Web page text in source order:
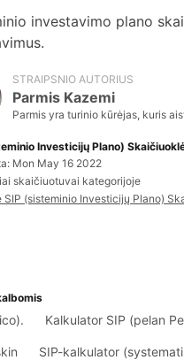
investavimo plano
STRAIPSNIO AUTORIUS
Parmis Kazemi
Parmis yra turinio kūrėjas, kuris
Investicijų Plano)
Mon May 16 2022
skaičiuotuvai kategorijoje
SIP (sisteminio Investicijų Plano)
Kalkulator SIP (pelan
SIP-kalkulator